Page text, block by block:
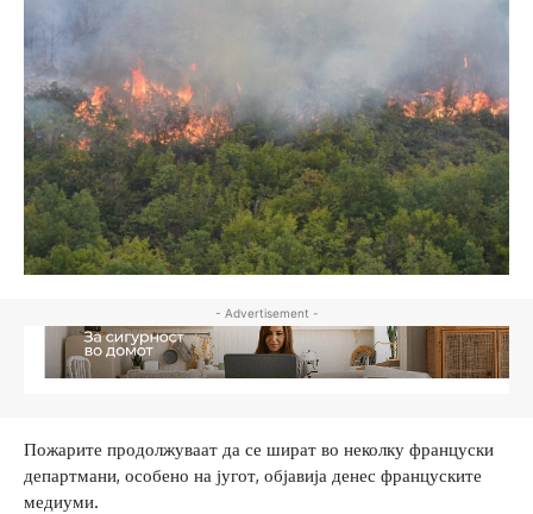
- Advertisement -
Пожарите продолжуваат да се шират во неколку француски
департмани, особено на југот, објавија денес француските
медиуми.